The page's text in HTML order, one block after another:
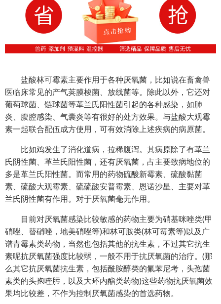
盐酸林可霉素主要作用于各种厌氧菌，比如说在畜禽兽
医临床常见的产气荚膜梭菌、放线菌等。除此以外，它还对
葡萄球菌、链球菌等革兰氏阳性菌引起的各种感染，如肺
炎、腹腔感染、气囊炎等有很好的处方效果。与盐酸大观霉
素一起联合配伍成方使用，可有效消除上述疾病的病原菌。
比如鸡发生了消化道病，拉稀腹泻。其病原除了有革兰
氏阴性菌、革兰氏阳性菌，还有厌氧菌，占主要致病地位的
多是革兰氏阳性菌。而常用的药物硫酸新霉素、硫酸黏菌
素、硫酸大观霉素、硫硫酸安普霉素、恩诺沙星、主要对革
兰氏阴性菌有作用。对于厌氧菌毫无作用。
目前对厌氧菌感染比较敏感的药物主要为硝基咪唑类(甲
硝唑、替硝唑，地美硝唑等)和林可胺类(林可霉素等)以及广
谱青霉素类药物，当然也包括其他的抗生素，不过其它抗生
素呢抗厌氧菌强度比较弱，一般不用于抗厌氧菌的治疗。(那
么其它抗厌氧菌抗生素，包括酰胺醇类的氟苯尼考，头孢菌
素类的头孢喹肟，以及大环内酯类药物)这些药物抗厌氧菌效
果均比较差，不作为控制厌氧菌感染的首选药物。